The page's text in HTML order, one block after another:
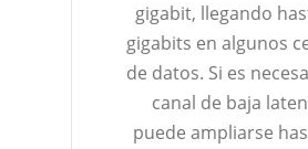
gigabit, llegando
gigabits en algunos
de datos. Si es
canal de baja
puede ampliarse